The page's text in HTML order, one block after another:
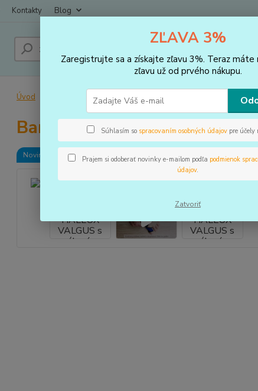
Kontakty Blog
Úvod VLOŽKY DO TOPÁNOK, KOREKTORY
Bandáž HALLUX VALGUS s
Novinka
ZĽAVA 3%
Zaregistrujte sa a získajte zľavu 3%. Teraz máte
zľavu už od prvého nákupu.
Súhlasím so spracovaním osobných údajov pre účely
Prajem si odoberať novinky e-mailom podľa podmienok
údajov.
Zatvoriť